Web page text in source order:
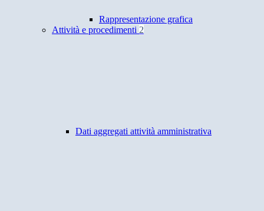
Rappresentazione grafica
Attività e procedimenti 2
Dati aggregati attività amministrativa